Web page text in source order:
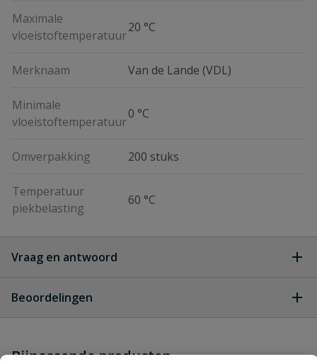
Maximale
vloeistoftemperatuur
20 °C
Merknaam Van de Lande (VDL)
Minimale
vloeistoftemperatuur
0 °C
Omverpakking 200 stuks
Temperatuur
piekbelasting
60 °C
Vraag en antwoord
dit product?
vraag
Beoordelingen
Schrijf zelf een beoordeling
Bijpassende producten